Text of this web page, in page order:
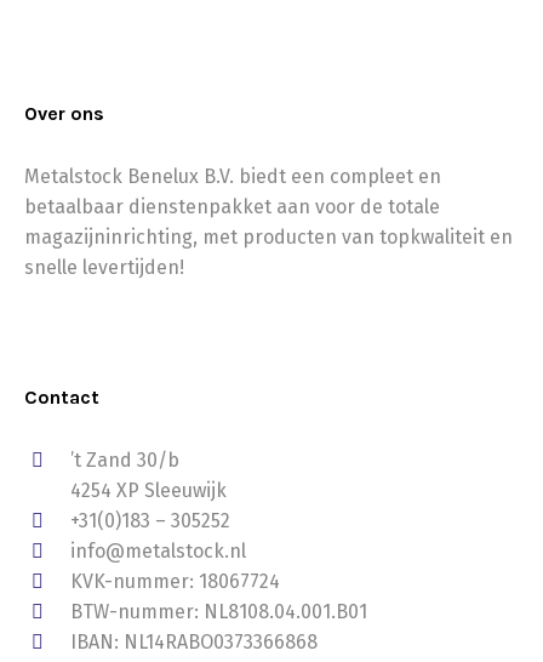
Over ons
Metalstock Benelux B.V. biedt een compleet en
betaalbaar dienstenpakket aan voor de totale
magazijninrichting, met producten van topkwaliteit en
snelle levertijden!
Contact
’t Zand 30/b
4254 XP Sleeuwijk
+31(0)183 – 305252
info@metalstock.nl
KVK-nummer: 18067724
BTW-nummer: NL8108.04.001.B01
IBAN: NL14RABO0373366868